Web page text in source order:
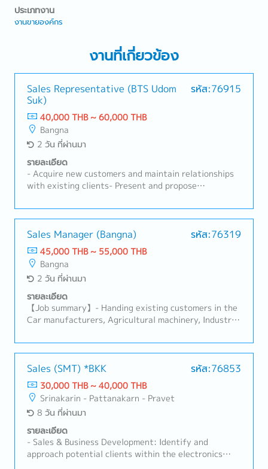
ประเภทงาน
งานขายองค์กร
งานที่เกี่ยวข้อง
Sales Representative (BTS Udom
Suk)
รหัส:76915
40,000 THB ~ 60,000 THB
Bangna
2 วัน ที่ผ่านมา
รายละเอียด
- Acquire new customers and maintain relationships
with existing clients- Present and propose
Negotiate contracts and handle order processing-
Develop and execute sales plans to achieve sales
targets- Collect and analyze market trends and
competitor information- Respond to customer
inquiries and provide after-sales support- Prepare
and manage sales reports and related data-
Coordinate with internal departments such as
product planning, manufacturing, and logistics-
Depending on the candidate’s age and experience,
responsibilities may also include managing local staff
Sales Manager (Bangna) รหัส:76319
45,000 THB ~ 55,000 THB
Bangna
2 วัน ที่ผ่านมา
รายละเอียด
【Job summary】- Handing existing customers in the
Car manufacturers, Agricultural machinery, Industrial
equipment manufacturers Sales area: Rayong,
Ayutthaya, Other Surrounding Areasthe client:
Japanese company (About 100%)- Sale and sourcing,
stock management and domestic transactions-
Communicate with customer, supplier, colleague to
contribute stakeholders- Delivery Management,
communication with suppliers and customers,
creating reports and prepare for presentation-
Manage, coach, and develop subordinate staff-
Negotiate and build strong relationships with
Sales (SMT) *BKK รหัส:76853
30,000 THB ~ 40,000 THB
Srinakarin - Pattanakarn - Pravet
8 วัน ที่ผ่านมา
รายละเอียด
- Sales & Business Development: Identify and
approach potential clients within the electronics